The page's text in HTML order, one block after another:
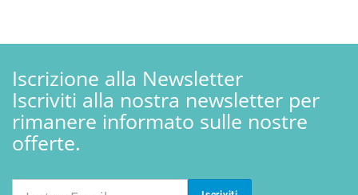
Iscrizione alla Newsletter
Iscriviti alla nostra newsletter per
rimanere informato sulle nostre
offerte.